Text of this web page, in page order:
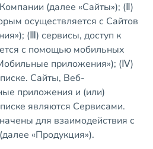
(далее «Сайты»); (Ⅱ)
осуществляется с Сайтов
(Ⅲ) сервисы, доступ к
с помощью мобильных
приложения»); (Ⅳ)
Сайты, Веб-
приложения и (или)
являются Сервисами.
для взаимодействия с
«Продукция»).